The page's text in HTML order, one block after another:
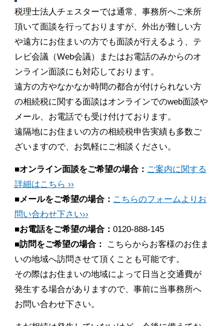
税理士法人チェスターでは通常、事務所へご来所
頂いて面談を行っておりますが、外出が難しい方
や遠方にお住まいの方でも面談が行えるよう、テ
レビ会議（Web会議）またはお電話のみからのオ
ンライン面談にも対応しております。
遠方の方やなかなか時間の都合が付けられない方
の相続税に関する面談はオンラインでのweb面談や
メール、お電話でも受け付けております。
遠隔地にお住まいの方の相続税申告実績も多数ご
ざいますので、お気軽にご相談ください。
■オンライン面談をご希望の場合： ご案内に関する
詳細はこちら ››
■メールをご希望の場合： こちらのフォームよりお
問い合わせ下さい››
■お電話をご希望の場合： 0120-888-145
■訪問をご希望の場合：
こちらからお客様のお住ま
いの地域へ訪問させて頂くことも可能です。
その際はお住まいの地域によって日当と交通費が
発生する場合がありますので、事前に当事務所へ
お問い合わせ下さい。